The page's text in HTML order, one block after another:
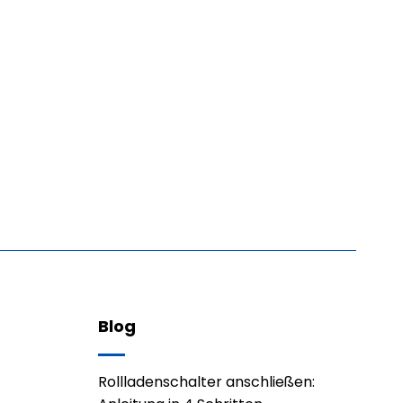
Blog
Rollladenschalter anschließen: